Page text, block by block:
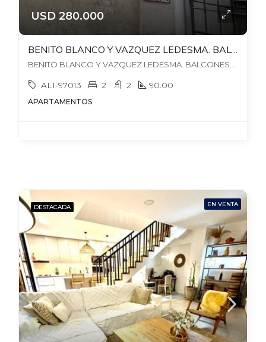
USD 280.000
ALI-97013 2 2 90.00
APARTAMENTOS
DESTACADA EN VENTA